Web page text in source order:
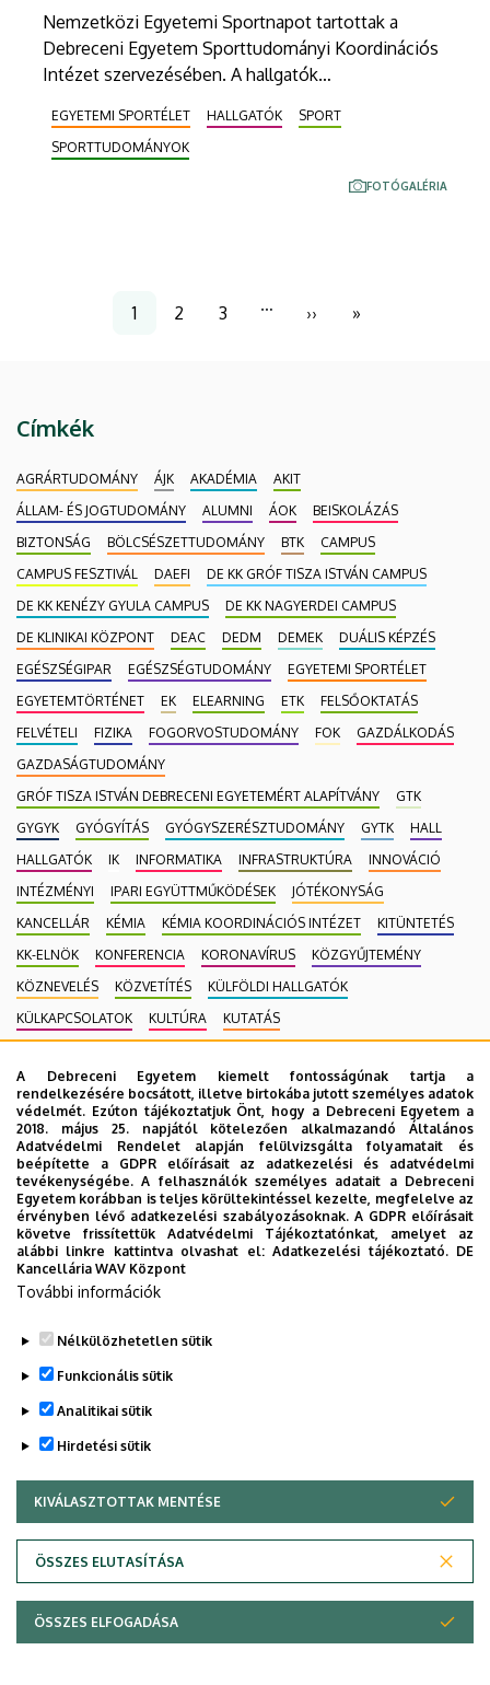
Nemzetközi Egyetemi Sportnapot tartottak a
Debreceni Egyetem Sporttudományi Koordinációs
Intézet szervezésében. A hallgatók
testüket. Az egyetemisták hét sportág közül
válogathattak és sokan éltek is a lehetőséggel.
EGYETEMI SPORTÉLET HALLGATÓK
SPORT
SPORTTUDOMÁNYOK
FOTÓGALÉRIA
Oldalszámozás
Jelenlegi
1
Page
2
Page
3
…
Következő
››
Utolsó
»
Címkék
AGRÁRTUDOMÁNY ÁJK AKADÉMIA
AKIT
ÁLLAM- ÉS JOGTUDOMÁNY
ALUMNI ÁOK
BEISKOLÁZÁS
BIZTONSÁG
BÖLCSÉSZETTUDOMÁNY BTK
CAMPUS
CAMPUS FESZTIVÁL
DAEFI
DE KK GRÓF TISZA ISTVÁN CAMPUS
DE KK KENÉZY GYULA CAMPUS
DE KK NAGYERDEI CAMPUS
DE KLINIKAI KÖZPONT
DEAC DEDM DEMEK
DUÁLIS KÉPZÉS
EGÉSZSÉGIPAR
EGÉSZSÉGTUDOMÁNY
EGYETEMI SPORTÉLET
EGYETEMTÖRTÉNET
EK ELEARNING ETK
FELSŐOKTATÁS
FELVÉTELI
FIZIKA FOGORVOSTUDOMÁNY FOK
GAZDÁLKODÁS
GAZDASÁGTUDOMÁNY
GRÓF TISZA ISTVÁN DEBRECENI EGYETEMÉRT ALAPÍTVÁNY
GTK
GYGYK
GYÓGYÍTÁS GYÓGYSZERÉSZTUDOMÁNY GYTK
HALL
HALLGATÓK
IK INFORMATIKA INFRASTRUKTÚRA
INNOVÁCIÓ
INTÉZMÉNYI
IPARI EGYÜTTMŰKÖDÉSEK
JÓTÉKONYSÁG
KANCELLÁR
KÉMIA KÉMIA KOORDINÁCIÓS INTÉZET
KITÜNTETÉS
KK-ELNÖK
KONFERENCIA KORONAVÍRUS
KÖZGYŰJTEMÉNY
KÖZNEVELÉS
KÖZVETÍTÉS
KÜLFÖLDI HALLGATÓK
KÜLKAPCSOLATOK
KULTÚRA
KUTATÁS
MOBILITÁSI PROGRAM
MULTIMÉDIA MŰSZAKI
NEKROLÓG
NÉPEGÉSZSÉGÜGY
NEUROTECH NEVELÉSTUDOMÁNY
NK
OKTATÁS
ORVOSTUDOMÁNY
PEDAGÓGUSKÉPZŐ KÖZPONT
PONTHATÁROK
RAK RANGSOR REKTOR
SET KÖZPONT
SIÓFOK CAMPUS
SPORT SPORTTUDOMÁNYOK
STUDYVERSITY
SZENIOR EGYETEM
SZOLNOK CAMPUS
TÁRSADALOMTUDOMÁNY
TDK
TEHETSÉGGONDOZÁS
TUDOMÁNY
UD CATAPULT
ZK
ZÖLD EGYETEM
Adatvédelem
Copyright © 2026 Unideb
A Debreceni Egyetem kiemelt fontosságúnak tartja a
rendelkezésére bocsátott, illetve birtokába jutott személyes adatok
védelmét. Ezúton tájékoztatjuk Önt, hogy a Debreceni Egyetem a
2018. május 25. napjától kötelezően alkalmazandó Általános
Adatvédelmi Rendelet alapján felülvizsgálta folyamatait és
beépítette a GDPR előírásait az adatkezelési és adatvédelmi
tevékenységébe. A felhasználók személyes adatait a Debreceni
Egyetem korábban is teljes körültekintéssel kezelte, megfelelve az
érvényben lévő adatkezelési szabályozásoknak. A GDPR előírásait
követve frissítettük Adatvédelmi Tájékoztatónkat, amelyet az
alábbi linkre kattintva olvashat el:Adatkezelési tájékoztató. DE
Kancellária WAV Központ
További információk
Nélkülözhetetlen sütik
Funkcionális sütik
Analitikai sütik
Hirdetési sütik
KIVÁLASZTOTTAK MENTÉSE
ÖSSZES ELUTASÍTÁSA
WITHDRAW CONSENT
ÖSSZES ELFOGADÁSA